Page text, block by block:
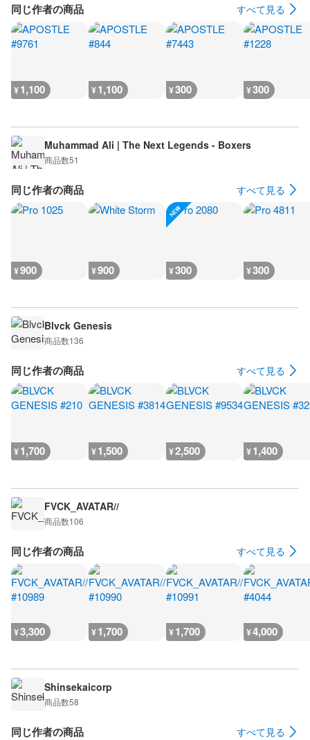
同じ作者の商品 すべて見る
¥1,100 ¥1,100 ¥300 ¥300
Muhammad Ali | The Next Legends - Boxers
商品数51
同じ作者の商品 すべて見る
¥900 ¥900 ¥300 ¥300
Blvck Genesis
商品数136
同じ作者の商品 すべて見る
¥1,700 ¥1,500 ¥2,500 ¥1,400
FVCK_AVATAR//
商品数106
同じ作者の商品 すべて見る
¥3,300 ¥1,700 ¥1,700 ¥4,000
Shinsekaicorp
商品数58
同じ作者の商品 すべて見る